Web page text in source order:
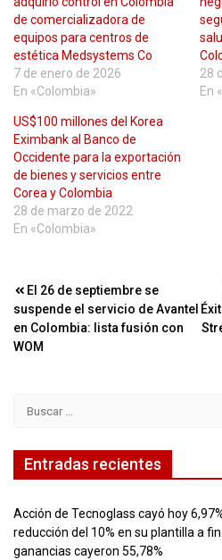
de comercializadora de
equipos para centros de
estética Medsystems Co
7 de enero de 2026
En «Colombia»
28
En
US$100 millones del Korea
Eximbank al Banco de
Occidente para la exportación
de bienes y servicios entre
Corea y Colombia
28 de marzo de 2022
En «Colombia»
Navegación
de
entradas
El 26 de septiembre se
suspende el servicio de Avantel
en Colombia: lista fusión con
WOM
Entradas recientes
Acción de Tecnoglass cayó hoy
reducción del 10% en su plantilla a
ganancias cayeron 55,78%